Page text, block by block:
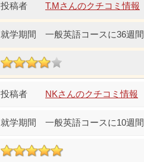
T.Mさんのクチコミ情報
一般英語コースに36週間
NKさんのクチコミ情報
一般英語コースに10週間